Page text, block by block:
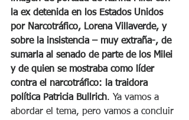
la ex detenida en los Estados Unidos
por Narcotráfico, Lorena Villaverde, y
sobre la insistencia – muy extraña-, de
sumarla al senado de parte de los Milei
y de quien se mostraba como líder
contra el narcotráfico: la traidora
política Patricia Bullrich. Ya vamos a
abordar el tema, pero vamos a concluir